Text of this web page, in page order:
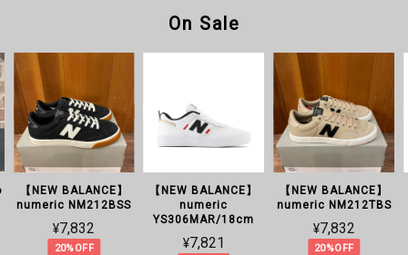
On Sale
【NEW BALANCE】
numeric NM212BSS
¥7,832
20%OFF
【NEW BALANCE】
numeric
YS306MAR/18cm
¥7,821
【NEW BALANCE】
numeric NM212TBS
¥7,832
20%OFF